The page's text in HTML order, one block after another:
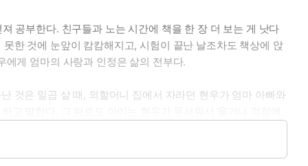
공부한다. 친구들과 노는 시간에 책을 한 장 더 보는 게 낫다
한 것에 눈앞이 캄캄해지고, 시험이 끝난 날조차도 책상에 앉
게 엄마의 사랑과 인정은 삶의 전부다.
것은 일곱 살 때, 외할머니 집에서 자라던 현우가 엄마 아빠와